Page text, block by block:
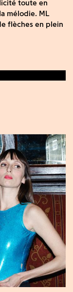
toute en
mélodie. ML
flèches en plein